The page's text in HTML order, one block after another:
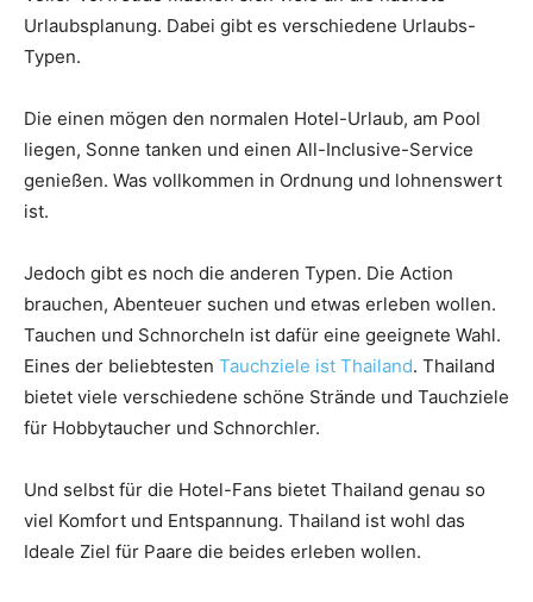
Urlaubsplanung. Dabei gibt es verschiedene Urlaubs-
Typen.
Die einen mögen den normalen Hotel-Urlaub, am Pool
liegen, Sonne tanken und einen All-Inclusive-Service
genießen. Was vollkommen in Ordnung und lohnenswert
ist.
Jedoch gibt es noch die anderen Typen. Die Action
brauchen, Abenteuer suchen und etwas erleben wollen.
Tauchen und Schnorcheln ist dafür eine geeignete Wahl.
Eines der beliebtesten Tauchziele ist Thailand. Thailand
bietet viele verschiedene schöne Strände und Tauchziele
für Hobbytaucher und Schnorchler.
Und selbst für die Hotel-Fans bietet Thailand genau so
viel Komfort und Entspannung. Thailand ist wohl das
Ideale Ziel für Paare die beides erleben wollen.